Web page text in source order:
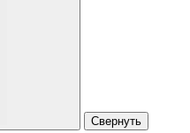
Свернуть